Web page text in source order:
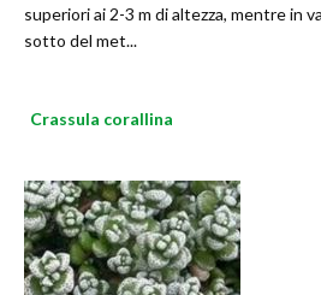
superiori ai 2-3 m di altezza, mentre in
sotto del met...
Crassula corallina